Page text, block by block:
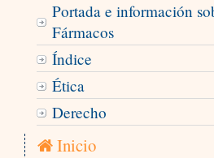
Portada e información
Fármacos
Índice
Ética
Derecho
Inicio